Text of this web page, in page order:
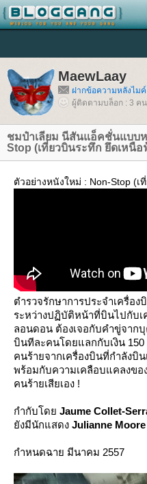
MaewLaay
ฝากข้อความหลังไมค์
ผู้ติดตามบล็อก : 3 คน
ชมป๋าเลียม นีสันแอ็คชั่นแบบ
Stop (เที่ยวบินระทึก ยึดเหนื
ตัวอย่างหนังใหม่ : Non-Stop (
ตำรวจรักษาการประจำเครื่อง
ระหว่างปฏิบัติหน้าที่บินไปกับเ
ลอนดอน ต้องเจอกับคำขู่จาก
บินทีละคนโดยแลกกับเงิน
คนร้ายจากเครื่องบินที่กำลังบิ
พร้อมกับความเคลือบแคลงขอ
คนร้ายเสียเอง !
กำกับโด Jaume Collet-
ังมีนักแสดง Julianne Moore
กำหนดฉาย มีนาคม 2557